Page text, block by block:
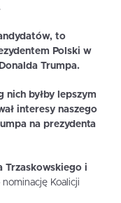
to
Polski w
Trumpa.
nich byłby lepszym
interesy naszego
na prezydenta
Trzaskowskiego i
Koalicji